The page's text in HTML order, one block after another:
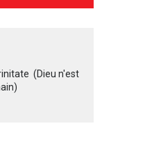
(Dieu n'est